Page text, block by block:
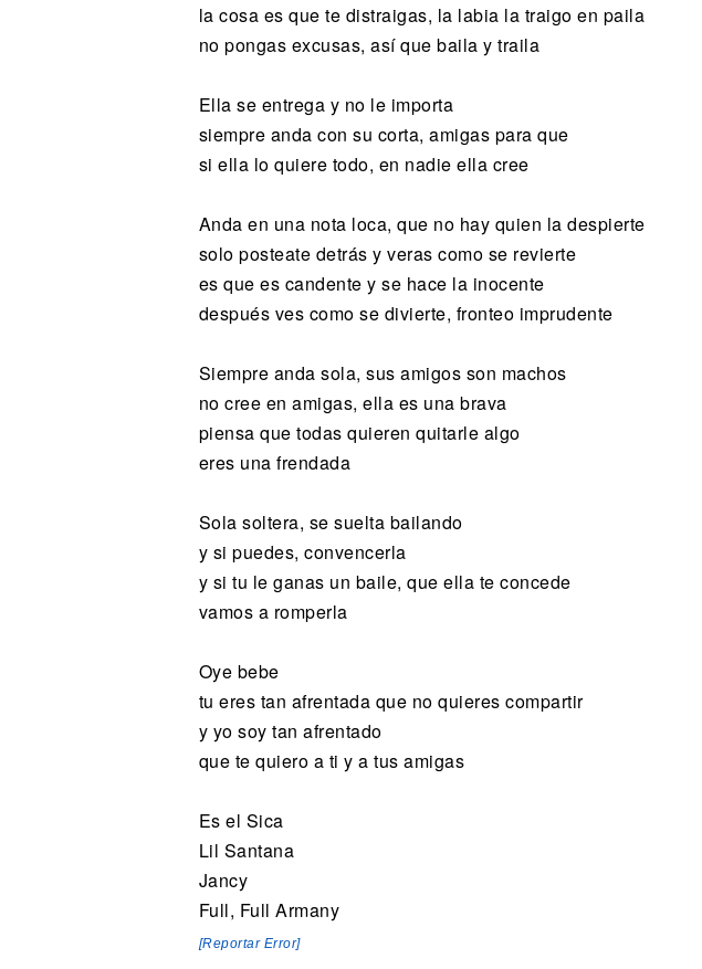
la cosa es que te distraigas, la labia la traigo en paila
no pongas excusas, así que baila y traila
Ella se entrega y no le importa
siempre anda con su corta, amigas para que
si ella lo quiere todo, en nadie ella cree
Anda en una nota loca, que no hay quien la despierte
solo posteate detrás y veras como se revierte
es que es candente y se hace la inocente
después ves como se divierte, fronteo imprudente
Siempre anda sola, sus amigos son machos
no cree en amigas, ella es una brava
piensa que todas quieren quitarle algo
eres una frendada
Sola soltera, se suelta bailando
y si puedes, convencerla
y si tu le ganas un baile, que ella te concede
vamos a romperla
Oye bebe
tu eres tan afrentada que no quieres compartir
y yo soy tan afrentado
que te quiero a ti y a tus amigas
Es el Sica
Lil Santana
Jancy
Full, Full Armany
[Reportar Error]